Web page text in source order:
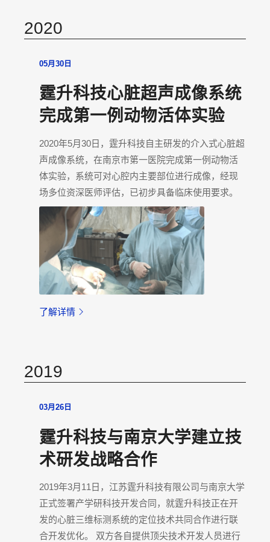
2020
05月30日
霆升科技心脏超声成像系统
完成第一例动物活体实验
2020年5月30日，霆升科技自主研发的介入式心脏超
声成像系统，在南京市第一医院完成第一例动物活
体实验，系统可对心腔内主要部位进行成像，经现
场多位资深医师评估，已初步具备临床使用要求。
了解详情
2019
03月26日
霆升科技与南京大学建立技
术研发战略合作
2019年3月11日，江苏霆升科技有限公司与南京大学
正式签署产学研科技开发合同，就霆升科技正在开
发的心脏三维标测系统的定位技术共同合作进行联
合开发优化。 双方各自提供顶尖技术开发人员进行